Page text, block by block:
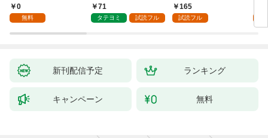
0
無料
しません
71
タテヨミ 試読フル
息に腕を折られたの
で、責任とってもらい
165
試読フル
新刊配信予定 ランキング
キャンペーン 無料